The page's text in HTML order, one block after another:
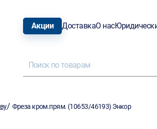
Акции ДоставкаО нас
/ Фреза кром.прям. (10653/46193) Энкор